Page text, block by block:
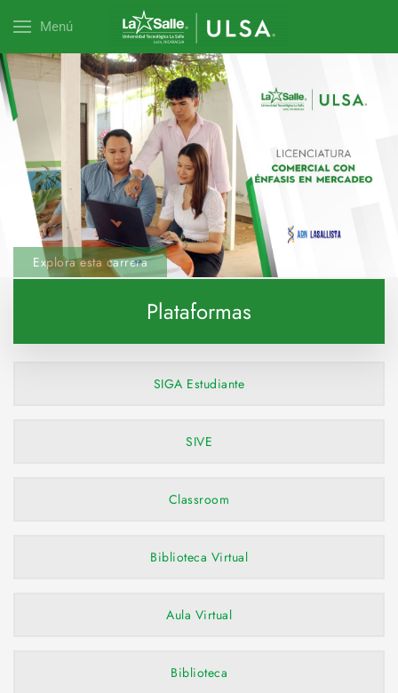
Menú
Explora esta carrera
Plataformas
SIGA Estudiante
SIVE
Classroom
Biblioteca Virtual
Aula Virtual
Biblioteca